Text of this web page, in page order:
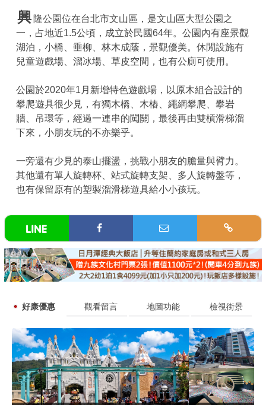
興 隆公園位在台北市文山區，是文山區大型公園之
一，占地近1.5公頃，成立於民國64年。公園內有座景觀
湖泊，小橋、垂柳、林木成蔭，景觀優美。休閒設施有
兒童遊戲場、溜冰場、草皮空間，也有公廁可使用。
公園於2020年1月新增特色遊戲場，以原木組合設計的
攀爬遊具很少見，有獨木橋、木樁、繩網攀爬、攀岩
牆、吊環等，經過一連串的闖關，最後再由雙槓滑梯溜
下來，小朋友玩的不亦樂乎。
一旁還有少見的泰山擺盪，挑戰小朋友的膽量與臂力。
其他還有單人旋轉杯、站式旋轉支架、多人旋轉盤等，
也有保留原有的塑製溜滑梯遊具給小小孩玩。
好康優惠 觀看留言 地圖功能 檢視街景